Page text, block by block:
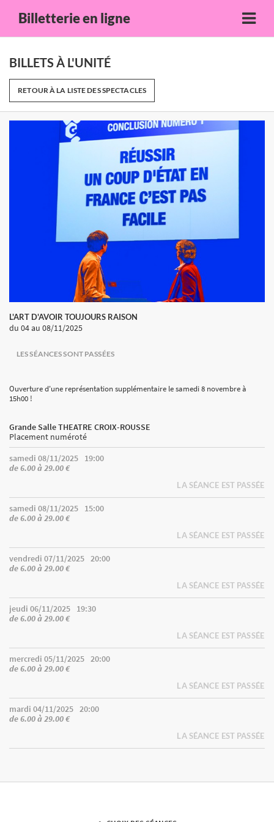
Billetterie en ligne
BILLETS À L'UNITÉ
RETOUR À LA LISTE DES SPECTACLES
L'ART D'AVOIR TOUJOURS RAISON
du 04au 08/11/2025
LES SÉANCES SONT PASSÉES
Ouverture d'une représentation supplémentaire le samedi 8 novembre à
15h00 !
Grande Salle THEATRE CROIX-ROUSSE
Placement numéroté
samedi 08/11/2025
19:00
de 6.00 à 29.00 €
LA SÉANCE EST PASSÉE
samedi 08/11/2025
15:00
de 6.00 à 29.00 €
LA SÉANCE EST PASSÉE
vendredi 07/11/2025 20:00
de 6.00 à 29.00 €
LA SÉANCE EST PASSÉE
jeudi 06/11/2025
19:30
de 6.00 à 29.00 €
LA SÉANCE EST PASSÉE
mercredi 05/11/2025 20:00
de 6.00 à 29.00 €
LA SÉANCE EST PASSÉE
mardi 04/11/2025 20:00
de 6.00 à 29.00 €
LA SÉANCE EST PASSÉE